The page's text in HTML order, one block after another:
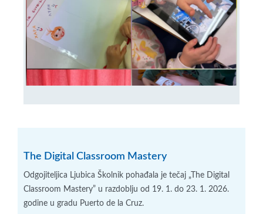
The Digital Classroom Mastery
Odgojiteljica Ljubica Školnik pohađala je tečaj „The Digital
Classroom Mastery” u razdoblju od 19. 1. do 23. 1. 2026.
godine u gradu Puerto de la Cruz.